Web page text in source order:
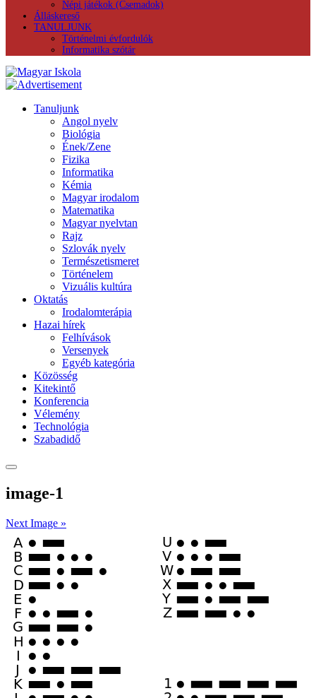
Népi játékok (Csemadok)
Álláskereső
TANULJUNK
Történelmi évfordulók
Informatika szótár
Tanuljunk
Angol nyelv
Biológia
Ének/Zene
Fizika
Informatika
Kémia
Magyar irodalom
Matematika
Magyar nyelvtan
Rajz
Szlovák nyelv
Természetismeret
Történelem
Vizuális kultúra
Oktatás
Irodalomterápia
Hazai hírek
Felhívások
Versenyek
Egyéb kategória
Közösség
Kitekintő
Konferencia
Vélemény
Technológia
Szabadidő
image-1
Next Image »